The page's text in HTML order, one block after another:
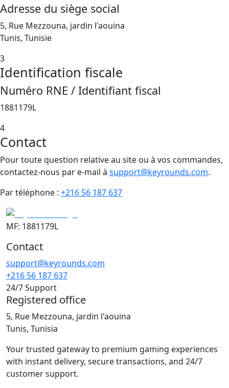
Adresse du siège social
5, Rue Mezzouna, jardin l'aouina
Tunis, Tunisie
3
Identification fiscale
Numéro RNE / Identifiant fiscal
1881179L
4
Contact
Pour toute question relative au site ou à vos commandes,
contactez-nous par e-mail à support@keyrounds.com.
Par téléphone : +216 56 187 637
MF: 1881179L
Contact
support@keyrounds.com
+216 56 187 637
24/7 Support
Registered office
5, Rue Mezzouna, jardin l'aouina
Tunis, Tunisia
Your trusted gateway to premium gaming experiences
with instant delivery, secure transactions, and 24/7
customer support.